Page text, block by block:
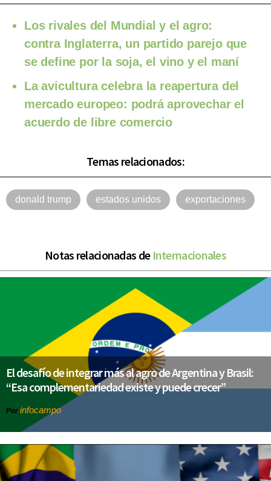
Los rivales del Mundial y el agro:
contra Inglaterra, un partido parejo que
se define por la soja, el vino y el maní
La avicultura celebra la reapertura del
mercado europeo: podrá aprovechar el
acuerdo de libre comercio
Temas relacionados:
donald trump estados unidos exportaciones
Notas relacionadas de Internacionales
El desafío de integrar más al agro de Argentina y Brasil:
“Esa complementariedad existe y puede crecer”
Por infocampo